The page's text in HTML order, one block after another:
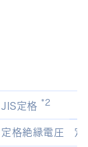
JIS定格 *2
定格絶縁電圧 定